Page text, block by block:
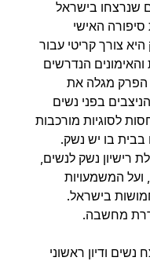
שנרצחו בישראל
האישי
צורך קריטי עבור
הנדרשים
הפרק מגלה את
בפני נשים
לסוגיות מורכבות
בבית בו יש נשק.
רישיון נשק לנשים,
המשמעויות
בישראל.
מחשבה.
רצח נשים ודיון ראשוני